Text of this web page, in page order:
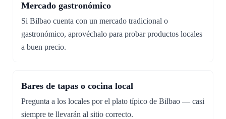
Mercado gastronómico
Si Bilbao cuenta con un mercado tradicional o
gastronómico, aprovéchalo para probar productos locales
a buen precio.
Bares de tapas o cocina local
Pregunta a los locales por el plato típico de Bilbao — casi
siempre te llevarán al sitio correcto.